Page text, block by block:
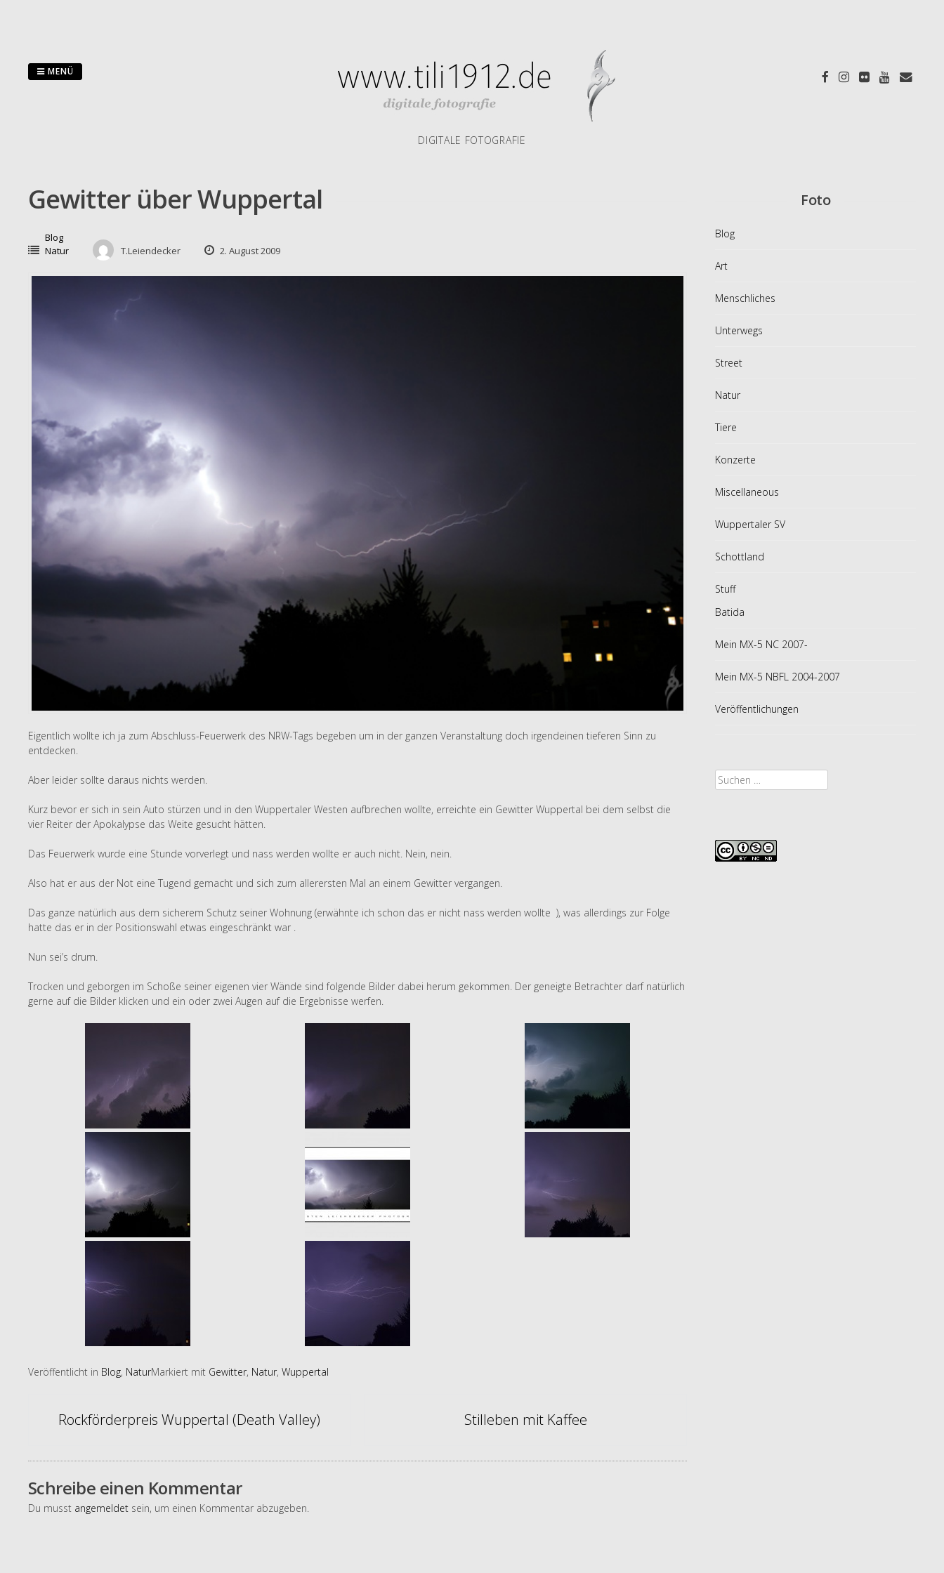
DIGITALE FOTOGRAFIE
MENÜ
Gewitter über Wuppertal
Blog
Natur
T.Leiendecker 2. August 2009
Eigentlich wollte ich ja zum Abschluss-Feuerwerk des NRW-Tags begeben um in der ganzen Veranstaltung doch irgendeinen tieferen Sinn zu
entdecken.
Aber leider sollte daraus nichts werden.
Kurz bevor er sich in sein Auto stürzen und in den Wuppertaler Westen aufbrechen wollte, erreichte ein Gewitter Wuppertal bei dem selbst die
vier Reiter der Apokalypse das Weite gesucht hätten.
Das Feuerwerk wurde eine Stunde vorverlegt und nass werden wollte er auch nicht. Nein, nein.
Also hat er aus der Not eine Tugend gemacht und sich zum allerersten Mal an einem Gewitter vergangen.
Das ganze natürlich aus dem sicherem Schutz seiner Wohnung (erwähnte ich schon das er nicht nass werden wollte ), was allerdings zur Folge
hatte das er in der Positionswahl etwas eingeschränkt war .
Nun sei’s drum.
Trocken und geborgen im Schoße seiner eigenen vier Wände sind folgende Bilder dabei herum gekommen. Der geneigte Betrachter darf natürlich
gerne auf die Bilder klicken und ein oder zwei Augen auf die Ergebnisse werfen.
Veröffentlicht in Blog, NaturMarkiert mit Gewitter, Natur, Wuppertal
Artikel-
Rockförderpreis Wuppertal (Death Valley) Stilleben mit Kaffee
Schreibe einen Kommentar
Du musst angemeldet sein, um einen Kommentar abzugeben.
Foto
Blog
Art
Menschliches
Unterwegs
Street
Natur
Tiere
Konzerte
Miscellaneous
Wuppertaler SV
Schottland
Stuff
Batida
Mein MX-5 NC 2007-
Mein MX-5 NBFL 2004-2007
Veröffentlichungen
Suche
nach: